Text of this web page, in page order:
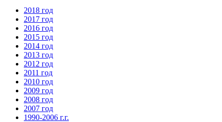
2018 год
2017 год
2016 год
2015 год
2014 год
2013 год
2012 год
2011 год
2010 год
2009 год
2008 год
2007 год
1990-2006 г.г.